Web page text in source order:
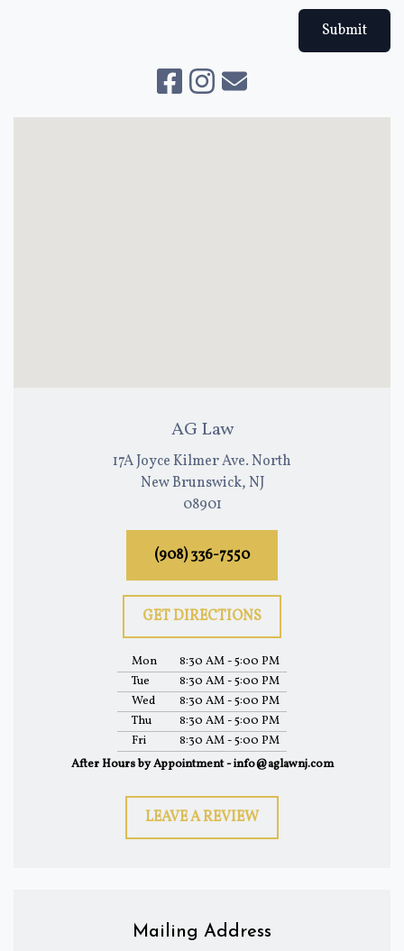
Submit
AG Law
17A Joyce Kilmer Ave. North
New Brunswick, NJ
08901
(908) 336-7550
GET DIRECTIONS
Mon
8:30 AM - 5:00 PM
Tue
8:30 AM - 5:00 PM
Wed
8:30 AM - 5:00 PM
Thu
8:30 AM - 5:00 PM
Fri
8:30 AM - 5:00 PM
After Hours by Appointment - info@aglawnj.com
LEAVE A REVIEW
Mailing Address